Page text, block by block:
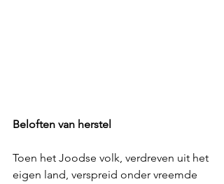
Beloften van herstel
Toen het Joodse volk, verdreven uit het
eigen land, verspreid onder vreemde